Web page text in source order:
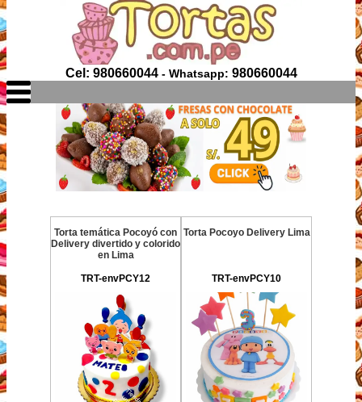
Cel: 980660044- Whatsapp: 980660044
Torta temática Pocoyó con
Delivery divertido y colorido
en Lima
TRT-envPCY12
Torta Pocoyo Delivery Lima
TRT-envPCY10